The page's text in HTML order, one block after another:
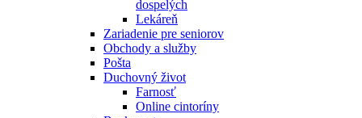
dospelých
Lekáreň
Zariadenie pre seniorov
Obchody a služby
Pošta
Duchovný život
Farnosť
Online cintoríny